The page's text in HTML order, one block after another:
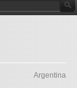
Argentina